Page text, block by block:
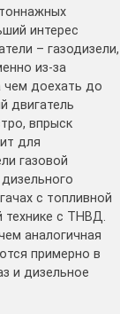
интерес
– газодизели,
из-за
чем доехать до
двигатель
впрыск
для
газовой
с топливной
технике с ТНВД.
аналогичная
примерно в
и дизельное